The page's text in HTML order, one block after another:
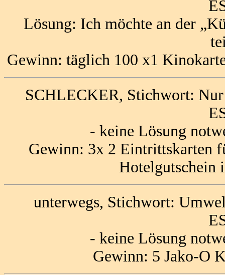
Lösung: Ich möchte an der
Gewinn: täglich 100 x1
SCHLECKER, Stichwort:
- keine Lösung
Gewinn: 3x 2 Eintrittskarten
Hotelgutschein
unterwegs, Stichwort:
- keine Lösung
Gewinn: 5 Jako-O